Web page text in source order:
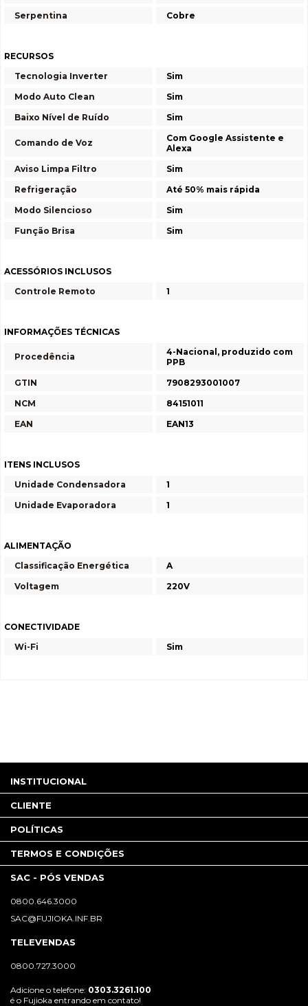
Serpentina Cobre
RECURSOS
Tecnologia Inverter
Sim
Modo Auto Clean
Sim
Baixo Nível de Ruído
Sim
Comando de Voz
Com Google Assistente e
Alexa
Aviso Limpa Filtro
Sim
Refrigeração
Até 50% mais rápida
Modo Silencioso
Sim
Função Brisa
Sim
ACESSÓRIOS INCLUSOS
Controle Remoto
1
INFORMAÇÕES TÉCNICAS
Procedência
4-Nacional, produzido com
PPB
GTIN
7908293001007
NCM
84151011
EAN
EAN13
ITENS INCLUSOS
Unidade Condensadora
1
Unidade Evaporadora
1
ALIMENTAÇÃO
Classificação Energética
A
Voltagem
220V
CONECTIVIDADE
Wi-Fi
Sim
INSTITUCIONAL
CLIENTE
POLÍTICAS
TERMOS E CONDIÇÕES
SAC - PÓS VENDAS
0800.646.3000
SAC@FUJIOKA.INF.BR
TELEVENDAS
0800.727.3000
Adicione o telefone: 0303.3261.100
é o Fujioka entrando em contato!